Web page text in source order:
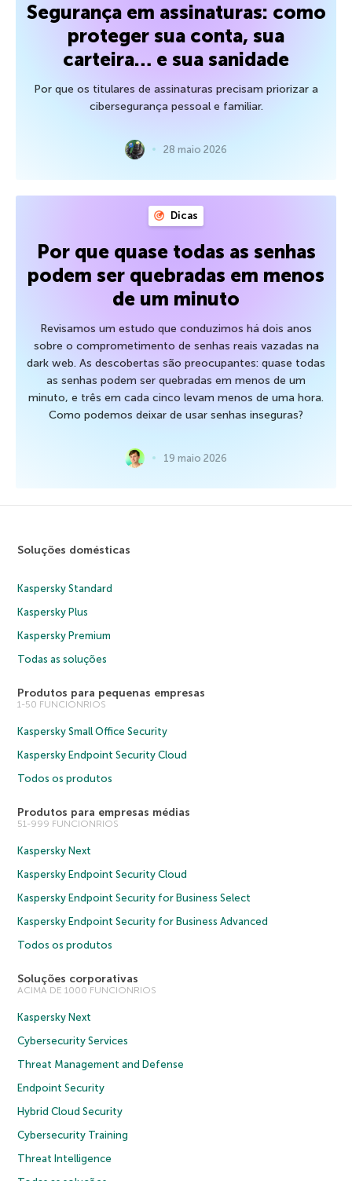
Segurança em assinaturas: como
proteger sua conta, sua
carteira… e sua sanidade
Por que os titulares de assinaturas precisam priorizar a
cibersegurança pessoal e familiar.
28 maio 2026
Dicas
Por que quase todas as senhas
podem ser quebradas em menos
de um minuto
Revisamos um estudo que conduzimos há dois anos
sobre o comprometimento de senhas reais vazadas na
dark web. As descobertas são preocupantes: quase todas
as senhas podem ser quebradas em menos de um
minuto, e três em cada cinco levam menos de uma hora.
Como podemos deixar de usar senhas inseguras?
19 maio 2026
Soluções domésticas
Kaspersky Standard
Kaspersky Plus
Kaspersky Premium
Todas as soluções
Produtos para pequenas empresas
1-50 FUNCIONRIOS
Kaspersky Small Office Security
Kaspersky Endpoint Security Cloud
Todos os produtos
Produtos para empresas médias
51-999 FUNCIONRIOS
Kaspersky Next
Kaspersky Endpoint Security Cloud
Kaspersky Endpoint Security for Business Select
Kaspersky Endpoint Security for Business Advanced
Todos os produtos
Soluções corporativas
ACIMA DE 1000 FUNCIONRIOS
Kaspersky Next
Cybersecurity Services
Threat Management and Defense
Endpoint Security
Hybrid Cloud Security
Cybersecurity Training
Threat Intelligence